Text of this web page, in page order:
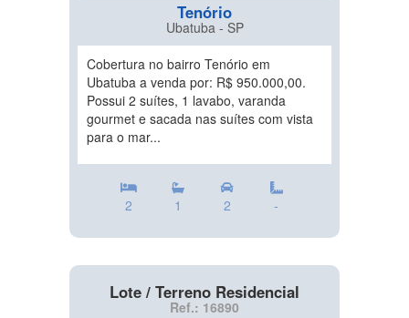
Tenório
Ubatuba - SP
Cobertura no bairro Tenório em
Ubatuba a venda por: R$ 950.000,00.
Possui 2 suítes, 1 lavabo, varanda
gourmet e sacada nas suítes com vista
para o mar...
2 1 2 -
Lote / Terreno Residencial
Ref.: 16890